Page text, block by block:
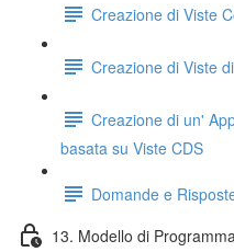
Creazione di Viste
Creazione di Viste
Creazione di un'
basata su Viste CDS
Domande e
13. Modello di